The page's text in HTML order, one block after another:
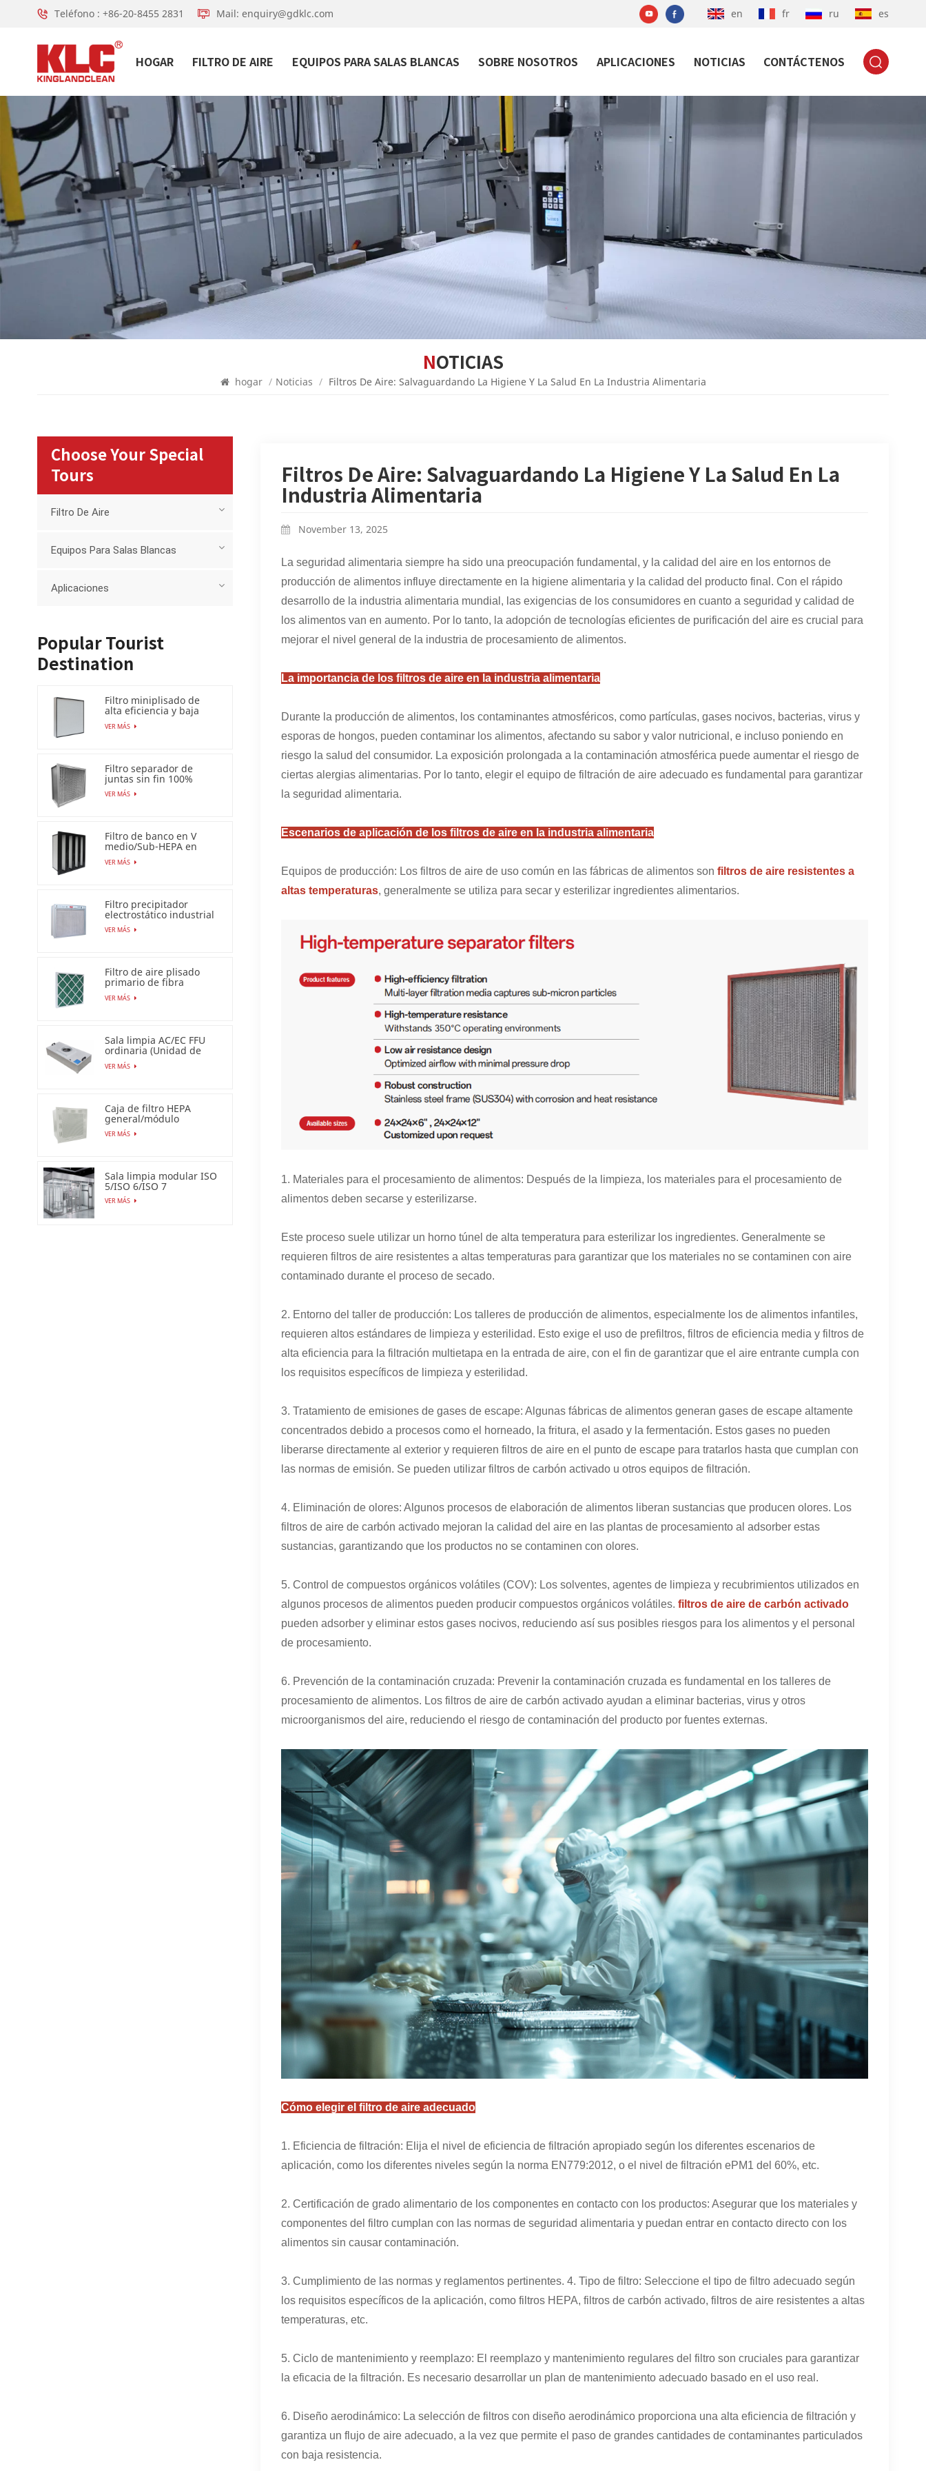
Teléfono : +86-20-8455 2831 Mail: enquiry@gdklc.com en fr ru es
HOGAR FILTRO DE AIRE EQUIPOS PARA SALAS BLANCAS SOBRE NOSOTROS APLICACIONES NOTICIAS CONTÁCTENOS
NOTICIAS
hogar / Noticias / Filtros De Aire: Salvaguardando La Higiene Y La Salud En La Industria Alimentaria
Filtros De Aire: Salvaguardando La Higiene Y La Salud En La
Industria Alimentaria
November 13, 2025
La seguridad alimentaria siempre ha sido una preocupación fundamental, y la calidad del aire en los entornos de
producción de alimentos influye directamente en la higiene alimentaria y la calidad del producto final. Con el rápido
desarrollo de la industria alimentaria mundial, las exigencias de los consumidores en cuanto a seguridad y calidad de
los alimentos van en aumento. Por lo tanto, la adopción de tecnologías eficientes de purificación del aire es crucial para
mejorar el nivel general de la industria de procesamiento de alimentos.
La importancia de los filtros de aire en la industria alimentaria
Durante la producción de alimentos, los contaminantes atmosféricos, como partículas, gases nocivos, bacterias, virus y
esporas de hongos, pueden contaminar los alimentos, afectando su sabor y valor nutricional, e incluso poniendo en
riesgo la salud del consumidor. La exposición prolongada a la contaminación atmosférica puede aumentar el riesgo de
ciertas alergias alimentarias. Por lo tanto, elegir el equipo de filtración de aire adecuado es fundamental para garantizar
la seguridad alimentaria.
Escenarios de aplicación de los filtros de aire en la industria alimentaria
Equipos de producción: Los filtros de aire de uso común en las fábricas de alimentos sonfiltros de aire resistentes a
altas temperaturas, generalmente se utiliza para secar y esterilizar ingredientes alimentarios.
1. Materiales para el procesamiento de alimentos: Después de la limpieza, los materiales para el procesamiento de
alimentos deben secarse y esterilizarse.
Este proceso suele utilizar un horno túnel de alta temperatura para esterilizar los ingredientes. Generalmente se
requieren filtros de aire resistentes a altas temperaturas para garantizar que los materiales no se contaminen con aire
contaminado durante el proceso de secado.
2. Entorno del taller de producción: Los talleres de producción de alimentos, especialmente los de alimentos infantiles,
requieren altos estándares de limpieza y esterilidad. Esto exige el uso de prefiltros, filtros de eficiencia media y filtros de
alta eficiencia para la filtración multietapa en la entrada de aire, con el fin de garantizar que el aire entrante cumpla con
los requisitos específicos de limpieza y esterilidad.
3. Tratamiento de emisiones de gases de escape: Algunas fábricas de alimentos generan gases de escape altamente
concentrados debido a procesos como el horneado, la fritura, el asado y la fermentación. Estos gases no pueden
liberarse directamente al exterior y requieren filtros de aire en el punto de escape para tratarlos hasta que cumplan con
las normas de emisión. Se pueden utilizar filtros de carbón activado u otros equipos de filtración.
4. Eliminación de olores: Algunos procesos de elaboración de alimentos liberan sustancias que producen olores. Los
filtros de aire de carbón activado mejoran la calidad del aire en las plantas de procesamiento al adsorber estas
sustancias, garantizando que los productos no se contaminen con olores.
5. Control de compuestos orgánicos volátiles (COV): Los solventes, agentes de limpieza y recubrimientos utilizados en
algunos procesos de alimentos pueden producir compuestos orgánicos volátiles.filtros de aire de carbón activado
pueden adsorber y eliminar estos gases nocivos, reduciendo así sus posibles riesgos para los alimentos y el personal
de procesamiento.
6. Prevención de la contaminación cruzada: Prevenir la contaminación cruzada es fundamental en los talleres de
procesamiento de alimentos. Los filtros de aire de carbón activado ayudan a eliminar bacterias, virus y otros
microorganismos del aire, reduciendo el riesgo de contaminación del producto por fuentes externas.
Cómo elegir el filtro de aire adecuado
1. Eficiencia de filtración: Elija el nivel de eficiencia de filtración apropiado según los diferentes escenarios de
aplicación, como los diferentes niveles según la norma EN779:2012, o el nivel de filtración ePM1 del 60%, etc.
2. Certificación de grado alimentario de los componentes en contacto con los productos: Asegurar que los materiales y
componentes del filtro cumplan con las normas de seguridad alimentaria y puedan entrar en contacto directo con los
alimentos sin causar contaminación.
3. Cumplimiento de las normas y reglamentos pertinentes. 4. Tipo de filtro: Seleccione el tipo de filtro adecuado según
los requisitos específicos de la aplicación, como filtros HEPA, filtros de carbón activado, filtros de aire resistentes a altas
temperaturas, etc.
5. Ciclo de mantenimiento y reemplazo: El reemplazo y mantenimiento regulares del filtro son cruciales para garantizar
la eficacia de la filtración. Es necesario desarrollar un plan de mantenimiento adecuado basado en el uso real.
6. Diseño aerodinámico: La selección de filtros con diseño aerodinámico proporciona una alta eficiencia de filtración y
garantiza un flujo de aire adecuado, a la vez que permite el paso de grandes cantidades de contaminantes particulados
con baja resistencia.
Choose Your Special
Tours
Filtro De Aire
Equipos Para Salas Blancas
Aplicaciones
Popular Tourist
Destination
Filtro miniplisado de
alta eficiencia y baja
caída de presión (HEPA
/ULPA)
VER MÁS
Filtro separador de
juntas sin fin 100%
resistente a la humedad
VER MÁS
Filtro de banco en V
medio/Sub-HEPA en
marco de plástico
VER MÁS
Filtro precipitador
electrostático industrial
para filtro de aire Esp
VER MÁS
Filtro de aire plisado
primario de fibra
sintética para uso
industrial
VER MÁS
Sala limpia AC/EC FFU
ordinaria (Unidad de
filtro de ventilador)
VER MÁS
Caja de filtro HEPA
general/módulo
terminal HEPA
VER MÁS
Sala limpia modular ISO
5/ISO 6/ISO 7
VER MÁS